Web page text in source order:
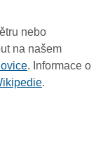
nebo
na našem
. Informace o
.